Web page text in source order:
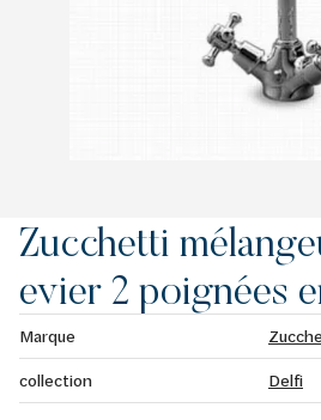
Zucchetti
evier 2 poignées
Marque
collection
Delfi